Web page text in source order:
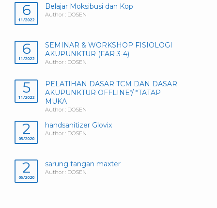
6
11/2022
Belajar Moksibusi dan Kop
Author : DOSEN
6
11/2022
SEMINAR & WORKSHOP FISIOLOGI
AKUPUNKTUR (FAR 3-4)
Author : DOSEN
5
11/2022
PELATIHAN DASAR TCM DAN DASAR
AKUPUNKTUR OFFLINE*/ *TATAP
MUKA
Author : DOSEN
2
05/2020
handsanitizer Glovix
Author : DOSEN
2
05/2020
sarung tangan maxter
Author : DOSEN